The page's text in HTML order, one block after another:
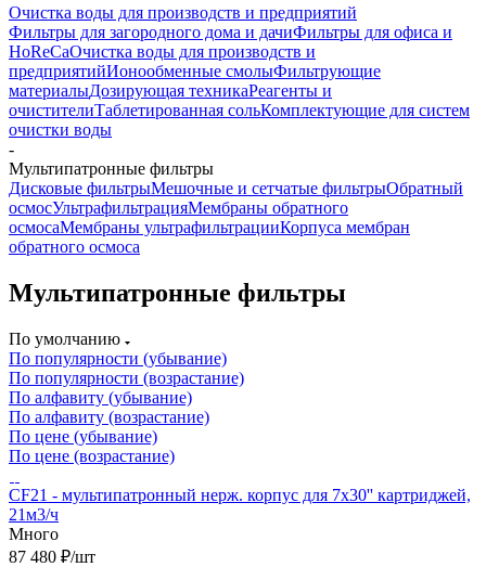
Очистка воды для производств и предприятий
Фильтры для загородного дома и дачиФильтры для офиса и
HoReCaОчистка воды для производств и
предприятийИонообменные смолыФильтрующие
материалыДозирующая техникаРеагенты и
очистителиТаблетированная сольКомплектующие для систем
очистки воды
-
Мультипатронные фильтры
Дисковые фильтрыМешочные и сетчатые фильтрыОбратный
осмосУльтрафильтрацияМембраны обратного
осмосаМембраны ультрафильтрацииКорпуса мембран
обратного осмоса
Мультипатронные фильтры
По умолчанию
По популярности (убывание)
По популярности (возрастание)
По алфавиту (убывание)
По алфавиту (возрастание)
По цене (убывание)
По цене (возрастание)
CF21 - мультипатронный нерж. корпус для 7х30'' картриджей,
21м3/ч
Много
87 480 ₽/шт